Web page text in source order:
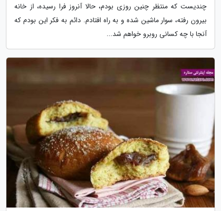
چندیست که منتظر چنین روزی بودم، حالا آنروز فرا رسیده، از خانه
بیرون رفته، سوار ماشین شده و به راه افتادم. دائم به فکر این بودم که
آنجا با چه کسانی روبرو خواهم شد...